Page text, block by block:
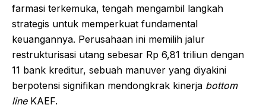
farmasi terkemuka, tengah mengambil langkah
strategis untuk memperkuat fundamental
keuangannya. Perusahaan ini memilih jalur
restrukturisasi utang sebesar Rp 6,81 triliun dengan
11 bank kreditur, sebuah manuver yang diyakini
berpotensi signifikan mendongkrak kinerja bottom
lineKAEF.